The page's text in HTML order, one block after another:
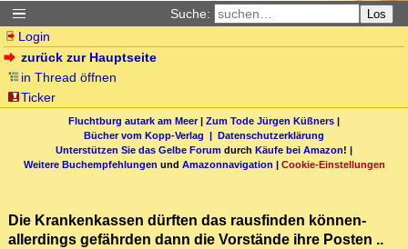
Suche: Los
Login
zurück zur Hauptseite
in Thread öffnen
Ticker
Fluchtburg autark am Meer| Zum Tode Jürgen Küßners |
Bücher vom Kopp-Verlag | Datenschutzerklärung
Unterstützen Sie das Gelbe Forum durch Käufe bei Amazon! |
Weitere Buchempfehlungen und Amazonnavigation | Cookie-Einstellungen
Die Krankenkassen dürften das rausfinden können-
allerdings gefährden dann die Vorstände ihre Posten ..